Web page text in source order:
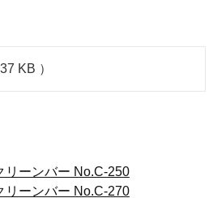
KB ）
リーンバー No.C-250
リーンバー No.C-270